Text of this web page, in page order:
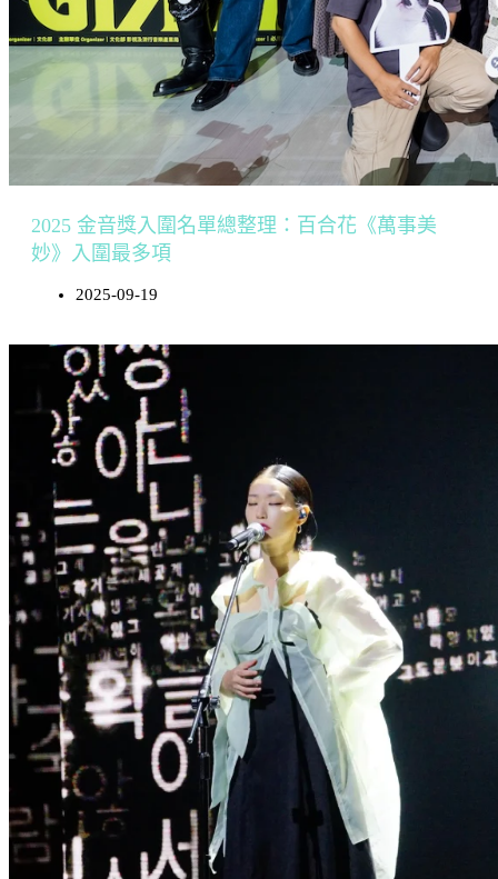
2025 金音獎入圍名單總整理：百合花《萬事美
妙》入圍最多項
2025-09-19